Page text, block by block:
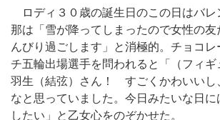
ロディ３０歳の誕生日のこの日はバレ
那は「雪が降ってしまったので女性の
んびり過ごします」と消極的。チョコレ
チ五輪出場選手を問われると「（フィギ
羽生（結弦）さん！ すごくかわいいし
なと思っていました。今日みたいな日に
したい」と乙女心をのぞかせた。